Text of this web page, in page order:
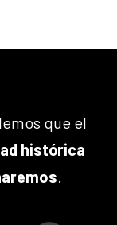
que el
histórica
.